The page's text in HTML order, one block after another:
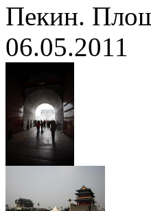
Пекин.
06.05.2011